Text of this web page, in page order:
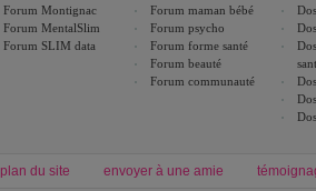
Forum Montignac
Forum MentalSlim
Forum SLIM data
Forum maman bébé
Forum psycho
Forum forme santé
Forum beauté
Forum communauté
plan du site envoyer à une amie